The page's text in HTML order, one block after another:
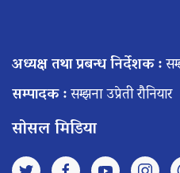
अध्यक्ष तथा प्रबन्ध निर्देशक :
सम्पादक :सम्झना उप्रेती रौनियार
सोसल मिडिया